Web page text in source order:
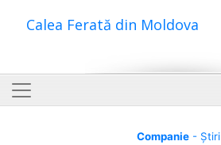
Calea Ferată din Moldova
Companie- Știri